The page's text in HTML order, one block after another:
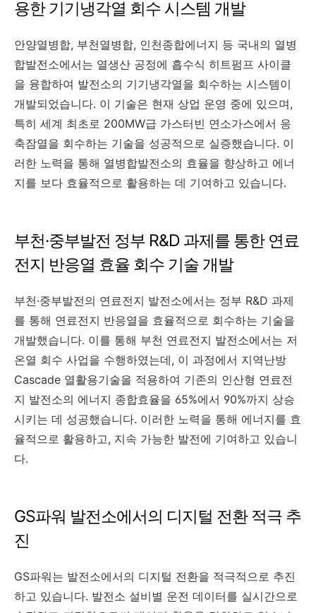
용한 기기냉각열 회수 시스템 개발
안양열병합, 부천열병합, 인천종합에너지 등 국내의 열병
합발전소에서는 열생산 공정에 흡수식 히트펌프 사이클
을 융합하여 발전소의 기기냉각열을 회수하는 시스템이
개발되었습니다. 이 기술은 현재 상업 운영 중에 있으며,
특히 세계 최초로 200MW급 가스터빈 연소가스에서 응
축잠열을 회수하는 기술을 성공적으로 실증했습니다. 이
러한 노력을 통해 열병합발전소의 효율을 향상하고 에너
지를 보다 효율적으로 활용하는 데 기여하고 있습니다.
부천·중부발전 정부 R&D 과제를 통한 연료
전지 반응열 효율 회수 기술 개발
부천·중부발전의 연료전지 발전소에서는 정부 R&D 과제
를 통해 연료전지 반응열을 효율적으로 회수하는 기술을
개발했습니다. 이를 통해 부천 연료전지 발전소에서는 저
온열 회수 사업을 수행하였는데, 이 과정에서 지역난방
Cascade 열활용기술을 적용하여 기존의 인산형 연료전
지 발전소의 에너지 종합효율을 65%에서 90%까지 상승
시키는 데 성공했습니다. 이러한 노력을 통해 에너지를 효
율적으로 활용하고, 지속 가능한 발전에 기여하고 있습니
다.
GS파워 발전소에서의 디지털 전환 적극 추
진
GS파워는 발전소에서의 디지털 전환을 적극적으로 추진
하고 있습니다. 발전소 설비별 운전 데이터를 실시간으로